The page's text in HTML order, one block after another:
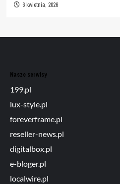
6 kwietnia, 2026
Nasze serwisy
199.pl
lux-style.pl
foreverframe.pl
reseller-news.pl
digitalbox.pl
e-bloger.pl
localwire.pl